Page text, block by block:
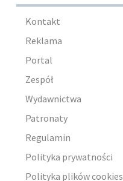
Kontakt
Reklama
Portal
Zespół
Wydawnictwa
Patronaty
Regulamin
Polityka prywatności
Polityka plików cookies